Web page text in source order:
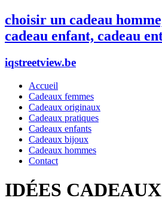
choisir un cadeau
cadeau enfant, cadeau
iqstreetview.be
Accueil
Cadeaux femmes
Cadeaux originaux
Cadeaux pratiques
Cadeaux enfants
Cadeaux bijoux
Cadeaux hommes
Contact
IDÉES CADEAUX